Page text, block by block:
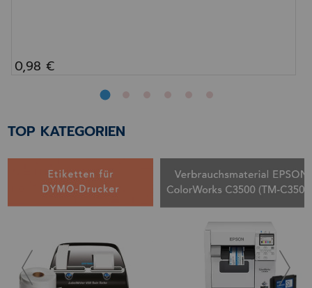
0,98 €
TOP KATEGORIEN